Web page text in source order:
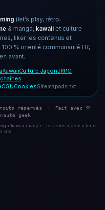
(let’s play, rétro,
& manga, kawaii et culture
liker les contenus et
% orienté communauté FR,
avant.
KawaiiCulture JaponJRPG
CGUCookiesSitemapads.txt
réservés ·
Fait avec 💜
geek
kawaii manga · Les pubs aident à faire
site